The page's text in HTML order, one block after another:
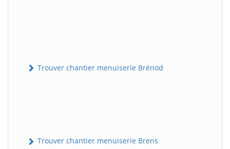
Trouver chantier menuiserie Brénod
Trouver chantier menuiserie Brens